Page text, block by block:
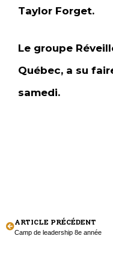
Taylor Forget.
Le groupe
Québec, a su
samedi.
ARTICLE PRÉCÉDENT
Camp de leadership 8e année